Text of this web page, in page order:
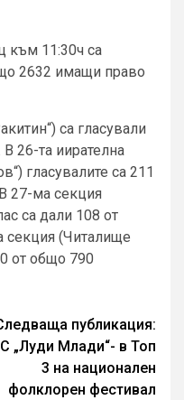
към 11:30ч са
2632 имащи право
са гласували
26-та иирателна
гласувалите са 211
27-ма секция
са дали 108 от
секция (Читалище
от общо 790
публикация:
„Луди Млади“- в Топ
3 на национален
фолклорен фестивал